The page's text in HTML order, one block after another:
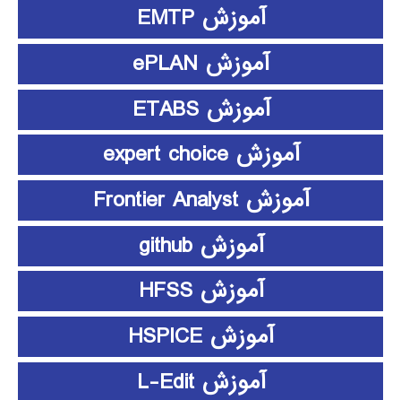
آموزش EMTP
آموزش ePLAN
آموزش ETABS
آموزش expert choice
آموزش Frontier Analyst
آموزش github
آموزش HFSS
آموزش HSPICE
آموزش L-Edit